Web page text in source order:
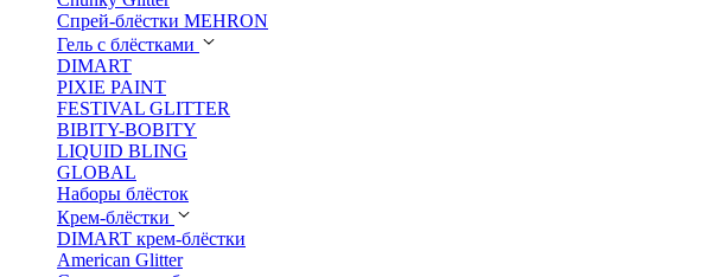
Спрей-блёстки MEHRON
Гель с блёстками
DIMART
PIXIE PAINT
FESTIVAL GLITTER
BIBITY-BOBITY
LIQUID BLING
GLOBAL
Наборы блёсток
Крем-блёстки
DIMART крем-блёстки
American Glitter